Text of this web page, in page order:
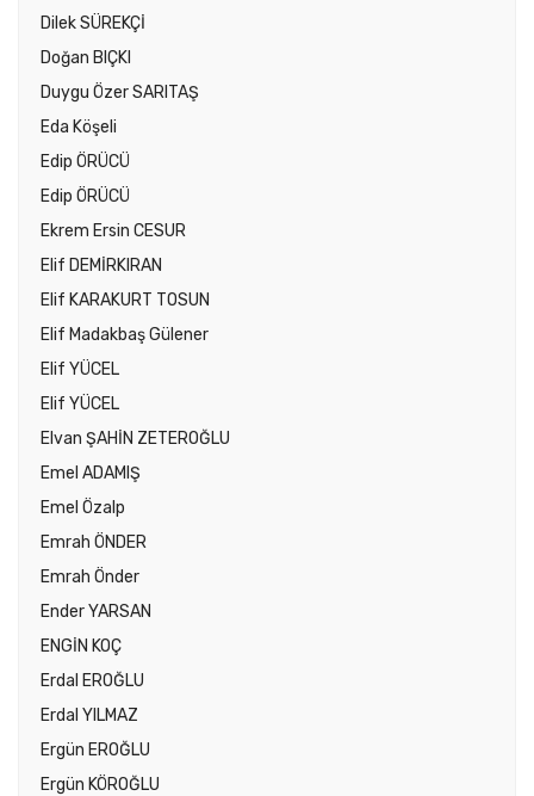
Dilek SÜREKÇİ
Doğan BIÇKI
Duygu Özer SARITAŞ
Eda Köşeli
Edip ÖRÜCÜ
Edip ÖRÜCÜ
Ekrem Ersin CESUR
Elif DEMİRKIRAN
Elif KARAKURT TOSUN
Elif Madakbaş Gülener
Elif YÜCEL
Elif YÜCEL
Elvan ŞAHİN ZETEROĞLU
Emel ADAMIŞ
Emel Özalp
Emrah ÖNDER
Emrah Önder
Ender YARSAN
ENGİN KOÇ
Erdal EROĞLU
Erdal YILMAZ
Ergün EROĞLU
Ergün KÖROĞLU